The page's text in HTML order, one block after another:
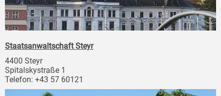
Staatsanwaltschaft Steyr
4400 Steyr
Spitalskystraße 1
Telefon: +43 57 60121